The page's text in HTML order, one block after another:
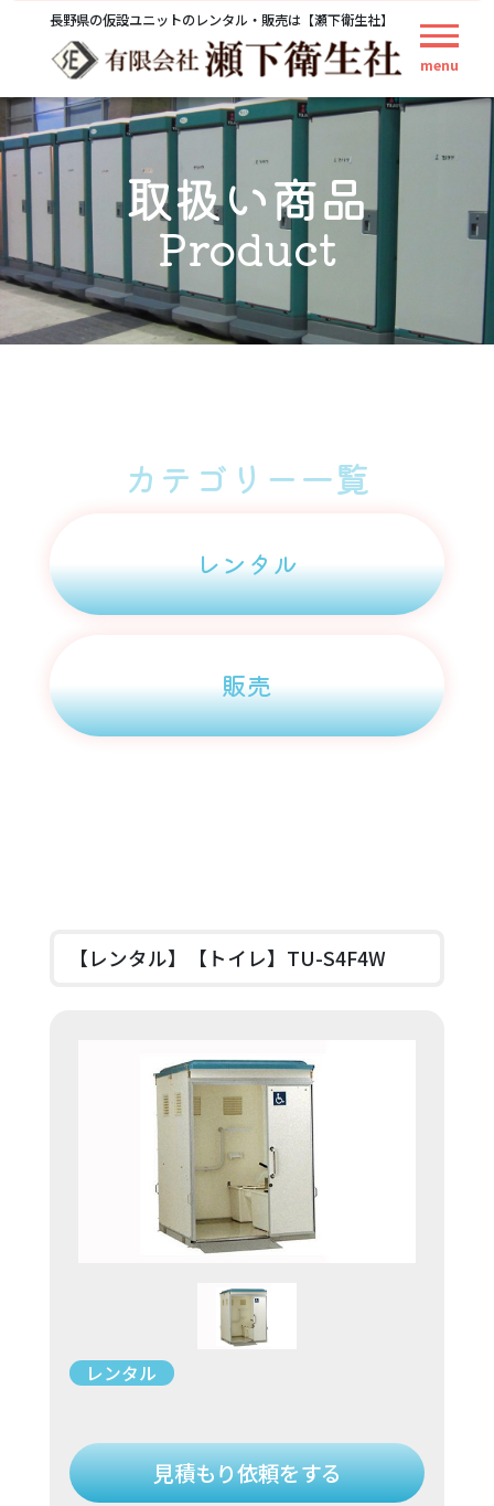
長野県の仮設ユニットのレンタル・販売は【瀬下衛生社】
取扱い商品
Product
カテゴリー一覧
レンタル
販売
【レンタル】【トイレ】TU-S4F4W
レンタル
見積もり依頼をする
menu